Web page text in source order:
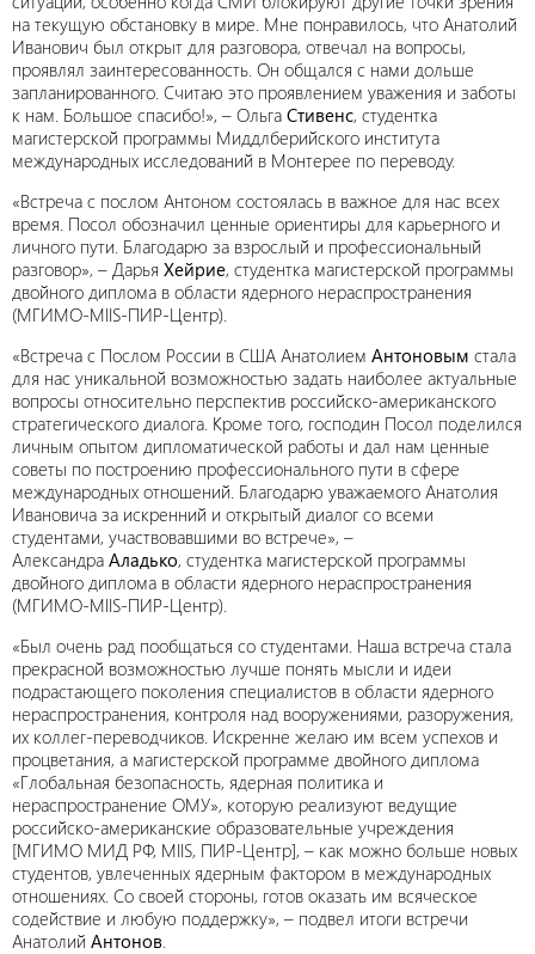
на текущую обстановку в мире. Мне понравилось, что Анатолий
Иванович был открыт для разговора, отвечал на вопросы,
проявлял заинтересованность. Он общался с нами дольше
запланированного. Считаю это проявлением уважения и заботы
к нам. Большое спасибо!», – Ольга Стивенс, студентка
магистерской программы Миддлберийского института
международных исследований в Монтерее по переводу.
«Встреча с послом Антоном состоялась в важное для нас всех
время. Посол обозначил ценные ориентиры для карьерного и
личного пути. Благодарю за взрослый и профессиональный
разговор», – Дарья Хейрие, студентка магистерской программы
двойного диплома в области ядерного нераспространения
(МГИМО-MIIS-ПИР-Центр).
«Встреча с Послом России в США Анатолием Антоновым стала
для нас уникальной возможностью задать наиболее актуальные
вопросы относительно перспектив российско-американского
стратегического диалога. Кроме того, господин Посол поделился
личным опытом дипломатической работы и дал нам ценные
советы по построению профессионального пути в сфере
международных отношений. Благодарю уважаемого Анатолия
Ивановича за искренний и открытый диалог со всеми
студентами, участвовавшими во встрече», –
Александра Аладько, студентка магистерской программы
двойного диплома в области ядерного нераспространения
(МГИМО-MIIS-ПИР-Центр).
«Был очень рад пообщаться со студентами. Наша встреча стала
прекрасной возможностью лучше понять мысли и идеи
подрастающего поколения специалистов в области ядерного
нераспространения, контроля над вооружениями, разоружения,
их коллег-переводчиков. Искренне желаю им всем успехов и
процветания, а магистерской программе двойного диплома
«Глобальная безопасность, ядерная политика и
нераспространение ОМУ», которую реализуют ведущие
российско-американские образовательные учреждения
[МГИМО МИД РФ, MIIS, ПИР-Центр], – как можно больше новых
студентов, увлеченных ядерным фактором в международных
отношениях. Со своей стороны, готов оказать им всяческое
содействие и любую поддержку», – подвел итоги встречи
Анатолий Антонов.